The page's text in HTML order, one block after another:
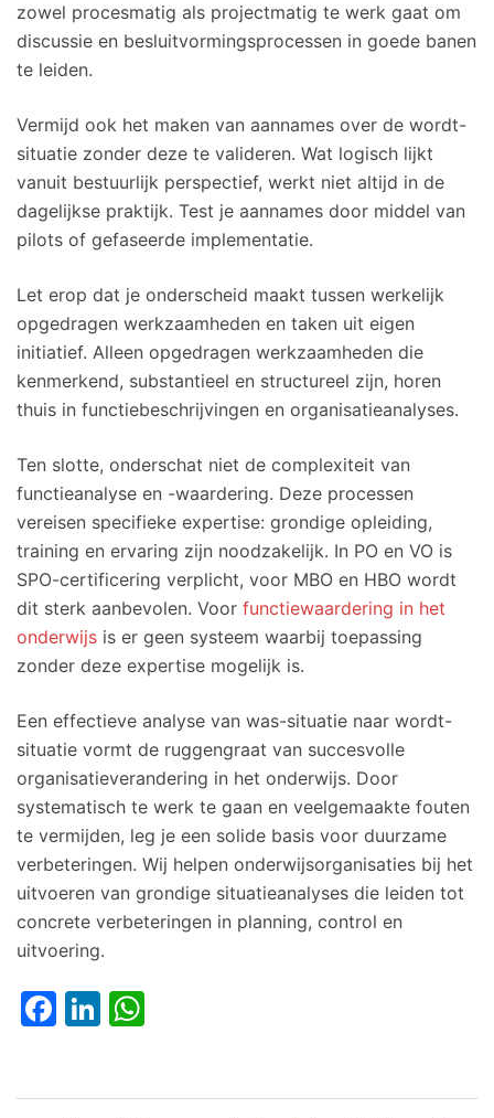
zowel procesmatig als projectmatig te werk gaat om
discussie en besluitvormingsprocessen in goede banen
te leiden.
Vermijd ook het maken van aannames over de wordt-
situatie zonder deze te valideren. Wat logisch lijkt
vanuit bestuurlijk perspectief, werkt niet altijd in de
dagelijkse praktijk. Test je aannames door middel van
pilots of gefaseerde implementatie.
Let erop dat je onderscheid maakt tussen werkelijk
opgedragen werkzaamheden en taken uit eigen
initiatief. Alleen opgedragen werkzaamheden die
kenmerkend, substantieel en structureel zijn, horen
thuis in functiebeschrijvingen en organisatieanalyses.
Ten slotte, onderschat niet de complexiteit van
functieanalyse en -waardering. Deze processen
vereisen specifieke expertise: grondige opleiding,
training en ervaring zijn noodzakelijk. In PO en VO is
SPO-certificering verplicht, voor MBO en HBO wordt
dit sterk aanbevolen. Voor functiewaardering in het
onderwijs is er geen systeem waarbij toepassing
zonder deze expertise mogelijk is.
Een effectieve analyse van was-situatie naar wordt-
situatie vormt de ruggengraat van succesvolle
organisatieverandering in het onderwijs. Door
systematisch te werk te gaan en veelgemaakte fouten
te vermijden, leg je een solide basis voor duurzame
verbeteringen. Wij helpen onderwijsorganisaties bij het
uitvoeren van grondige situatieanalyses die leiden tot
concrete verbeteringen in planning, control en
uitvoering.
Facebook
LinkedIn